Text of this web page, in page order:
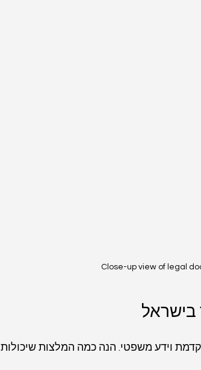
Close-up view of legal
בישראל
וידע משפטי. הנה כמה המלצות שיכולות